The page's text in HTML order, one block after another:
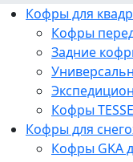
Кофры для
Кофры
Задние
Кофры
Кофры для
Кофры GKA